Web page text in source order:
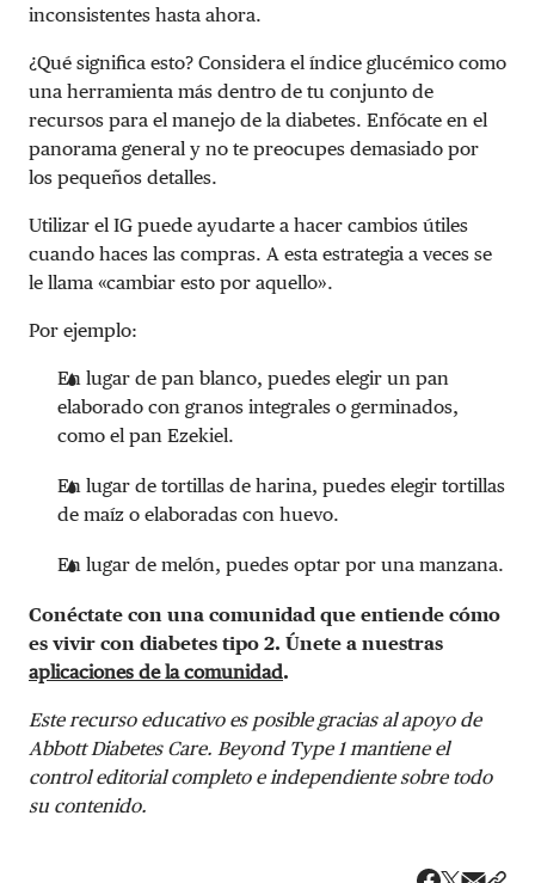
inconsistentes hasta ahora.
¿Qué significa esto? Considera el índice glucémico como
una herramienta más dentro de tu conjunto de
recursos para el manejo de la diabetes. Enfócate en el
panorama general y no te preocupes demasiado por
los pequeños detalles.
Utilizar el IG puede ayudarte a hacer cambios útiles
cuando haces las compras. A esta estrategia a veces se
le llama «cambiar esto por aquello».
Por ejemplo:
En lugar de pan blanco, puedes elegir un pan
elaborado con granos integrales o germinados,
como el pan Ezekiel.
En lugar de tortillas de harina, puedes elegir tortillas
de maíz o elaboradas con huevo.
En lugar de melón, puedes optar por una manzana.
Conéctate con una comunidad que entiende cómo
es vivir con diabetes tipo 2. Únete a nuestras
aplicaciones de la comunidad.
Este recurso educativo es posible gracias al apoyo de
Abbott Diabetes Care. Beyond Type 1 mantiene el
control editorial completo e independiente sobre todo
su contenido.